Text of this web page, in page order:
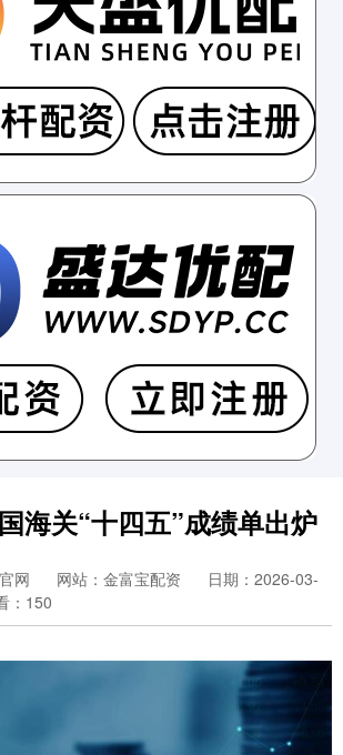
海关“十四五”成绩单出炉
网 网站：金富宝配资
日期：2026-03-
：150